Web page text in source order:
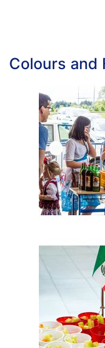
Colours and